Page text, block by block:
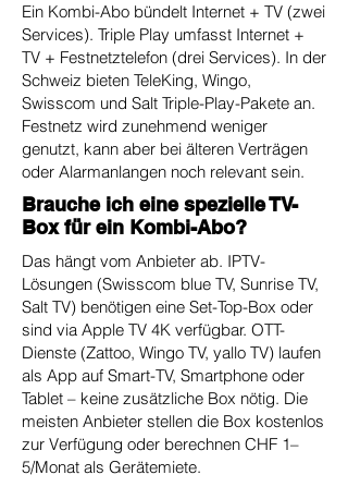
Ein Kombi-Abo bündelt Internet + TV (zwei
Services). Triple Play umfasst Internet +
TV + Festnetztelefon (drei Services). In der
Schweiz bieten TeleKing, Wingo,
Swisscom und Salt Triple-Play-Pakete an.
Festnetz wird zunehmend weniger
genutzt, kann aber bei älteren Verträgen
oder Alarmanlangen noch relevant sein.
Brauche ich eine spezielle TV-
Box für ein Kombi-Abo?
Das hängt vom Anbieter ab. IPTV-
Lösungen (Swisscom blue TV, Sunrise TV,
Salt TV) benötigen eine Set-Top-Box oder
sind via Apple TV 4K verfügbar. OTT-
Dienste (Zattoo, Wingo TV, yallo TV) laufen
als App auf Smart-TV, Smartphone oder
Tablet – keine zusätzliche Box nötig. Die
meisten Anbieter stellen die Box kostenlos
zur Verfügung oder berechnen CHF 1–
5/Monat als Gerätemiete.